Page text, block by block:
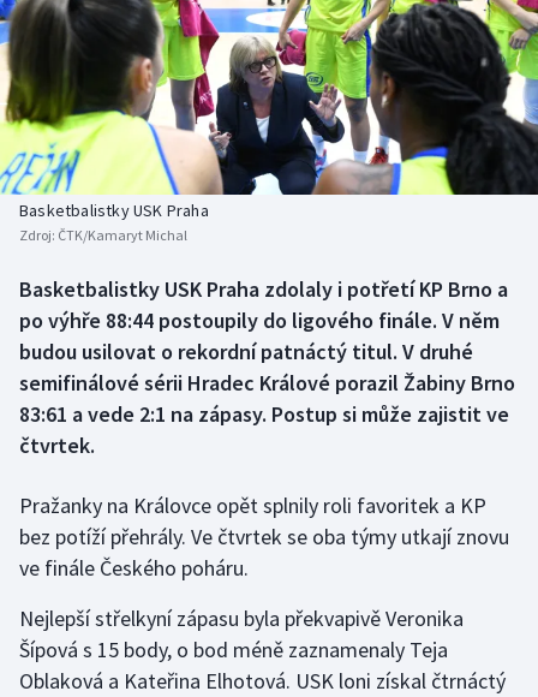
Americký fotbal
Baseball a softbal
Basketbal
Biatlon
Box
Curling
Dostihy
Florbal
Futsal
Golf
Gymnastika
NEPŘEHLÉDNĚTE
Soutěže
Historické návraty
Aplikace ČT sport
Basketbalistky USK Praha
Zdroj: ČTK/Kamaryt Michal
Basketbalistky USK Praha zdolaly i potřetí KP Brno a
po výhře 88:44 postoupily do ligového finále. V něm
budou usilovat o rekordní patnáctý titul. V druhé
semifinálové sérii Hradec Králové porazil Žabiny Brno
83:61 a vede 2:1 na zápasy. Postup si může zajistit ve
čtvrtek.
Pražanky na Královce opět splnily roli favoritek a KP
bez potíží přehrály. Ve čtvrtek se oba týmy utkají znovu
ve finále Českého poháru.
Nejlepší střelkyní zápasu byla překvapivě Veronika
Šípová s 15 body, o bod méně zaznamenaly Teja
Oblaková a Kateřina Elhotová. USK loni získal čtrnáctý